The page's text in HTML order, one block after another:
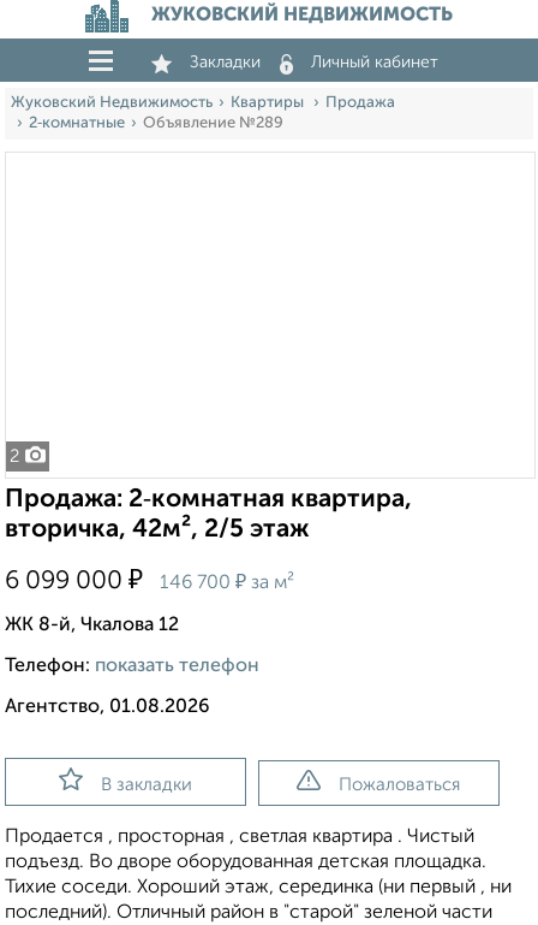
ЖУКОВСКИЙ НЕДВИЖИМОСТЬ
Закладки Личный кабинет
Жуковский Недвижимость Квартиры
Продажа
2‑комнатные
Объявление №289
2
Продажа: 2‑комнатная квартира,
вторичка, 42м², 2/5 этаж
6 099 000 ₽ 146 700 ₽ за м²
ЖК 8-й, Чкалова 12
Телефон: показать телефон
Агентство, 01.08.2026
В закладки Пожаловаться
Продается , просторная , светлая квартира . Чистый
подъезд. Во дворе оборудованная детская площадка.
Тихие соседи. Хороший этаж, серединка (ни первый , ни
последний). Отличный район в "старой" зеленой части